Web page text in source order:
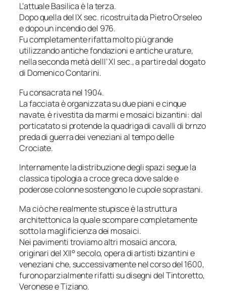
L’attuale Basilica è la terza.
Dopo quella del IX sec. ricostruita da Pietro Orseleo
e dopo un incendio del 976.
Fu completamente rifatta molto più grande
utilizzando antiche fondazioni e antiche urature,
nella seconda metà delll’ XI sec., a partire dal dogato
di Domenico Contarini.
Fu consacrata nel 1904.
La facciata è organizzata su due piani e cinque
navate, è rivestita da marmi e mosaici bizantini: dal
porticatato si protende la quadriga di cavalli di brnzo
preda di guerra dei veneziani al tempo delle
Crociate.
Internamente la distribuzione degli spazi segue la
classica tipologia a croce greca dove salde e
poderose colonne sostengono le cupole soprastani.
Ma ciò che realmente stupisce è la struttura
architettonica la quale scompare completamente
sotto la maglificienza dei mosaici.
Nei pavimenti troviamo altri mosaici ancora,
originari del XII° secolo, opera di artisti bizantini e
veneziani che, successivamente nel corso del 1600,
furono parzialmente rifatti su disegni del Tintoretto,
Veronese e Tiziano.